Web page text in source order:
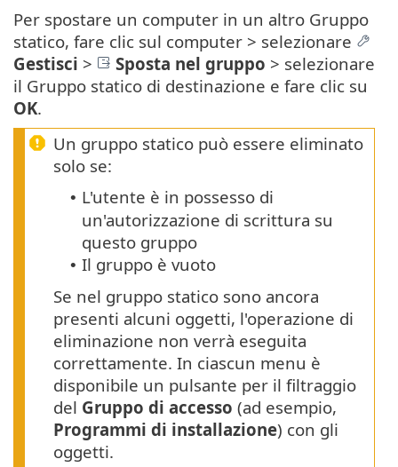
Per spostare un computer in un altro Gruppo
statico, fare clic sul computer > selezionare
Gestisci > Sposta nel gruppo > selezionare
il Gruppo statico di destinazione e fare clic su
OK.
Un gruppo statico può essere eliminato
solo se:
• L'utente è in possesso di
un'autorizzazione di scrittura su
questo gruppo
• Il gruppo è vuoto
Se nel gruppo statico sono ancora
presenti alcuni oggetti, l'operazione di
eliminazione non verrà eseguita
correttamente. In ciascun menu è
disponibile un pulsante per il filtraggio
del Gruppo di accesso (ad esempio,
Programmi di installazione) con gli
oggetti.